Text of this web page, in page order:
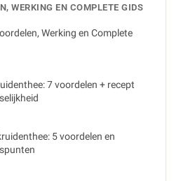
WERKING EN COMPLETE GIDS
Werking en Complete
7 voordelen + recept
5 voordelen en